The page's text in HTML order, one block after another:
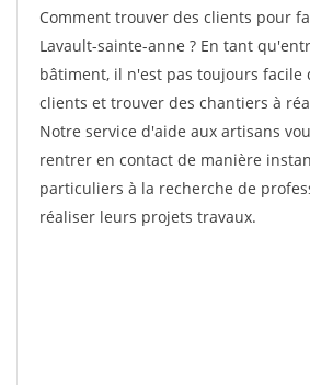
Comment trouver des clients pour
Lavault-sainte-anne ? En tant
bâtiment, il n'est pas toujours facile
clients et trouver des chantiers à
Notre service d'aide aux artisans
rentrer en contact de manière
particuliers à la recherche de
réaliser leurs projets travaux.